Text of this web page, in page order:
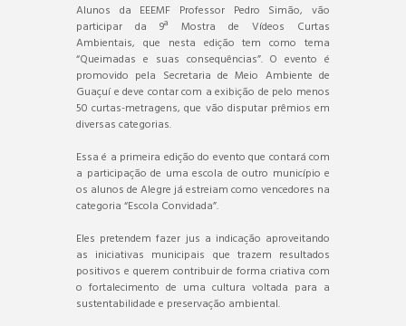
Alunos da EEEMF Professor Pedro Simão, vão
participar da 9ª Mostra de Vídeos Curtas
Ambientais, que nesta edição tem como tema
“Queimadas e suas consequências”. O evento é
promovido pela Secretaria de Meio Ambiente de
Guaçuí e deve contar com a exibição de pelo menos
50 curtas-metragens, que vão disputar prêmios em
diversas categorias.
Essa é a primeira edição do evento que contará com
a participação de uma escola de outro município e
os alunos de Alegre já estreiam como vencedores na
categoria “Escola Convidada”.
Eles pretendem fazer jus a indicação aproveitando
as iniciativas municipais que trazem resultados
positivos e querem contribuir de forma criativa com
o fortalecimento de uma cultura voltada para a
sustentabilidade e preservação ambiental.